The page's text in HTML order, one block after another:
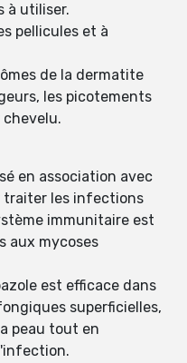
à utiliser.
pellicules et à
de la dermatite
les picotements
en association avec
traiter les infections
immunitaire est
aux mycoses
est efficace dans
superficielles,
peau tout en